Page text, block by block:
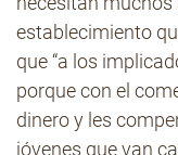
establecimiento
que “a los
porque con el
dinero y les
jóvenes que van